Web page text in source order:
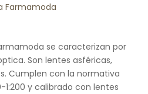
Farmamoda
se caracterizan por
Son lentes asféricas,
Cumplen con la normativa
1:200 y calibrado con lentes